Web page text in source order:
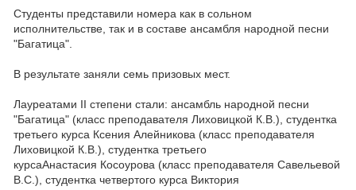
Студенты представили номера как в сольном
исполнительстве, так и в составе ансамбля народной песни
"Багатица".
В результате заняли семь призовых мест.
Лауреатами II степени стали: ансамбль народной песни
"Багатица" (класс преподавателя Лиховицкой К.В.), студентка
третьего курса Ксения Алейникова (класс преподавателя
Лиховицкой К.В.), студентка третьего
курсаАнастасия Косоурова (класс преподавателя Савельевой
В.С.), студентка четвертого курса Виктория